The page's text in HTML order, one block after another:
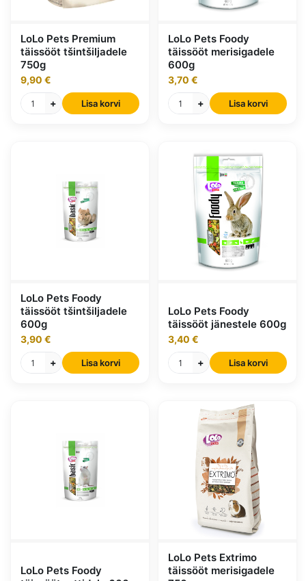
LoLo Pets Premium
täissööt tšintšiljadele
750g
9,90 €
+
Lisa korvi
LoLo Pets Foody
täissööt merisigadele
600g
3,70 €
+
Lisa korvi
LoLo Pets Foody
täissööt tšintšiljadele
600g
3,90 €
+
Lisa korvi
LoLo Pets Foody
täissööt jänestele 600g
3,40 €
+
Lisa korvi
LoLo Pets Foody
LoLo Pets Extrimo
täissööt merisigadele